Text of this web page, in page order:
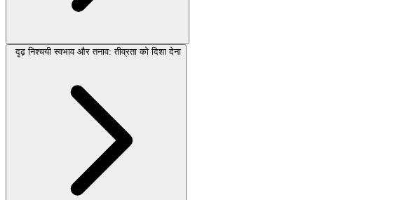
दृढ़ निश्चयी स्वभाव और तनाव: तीव्रता को दिशा देना